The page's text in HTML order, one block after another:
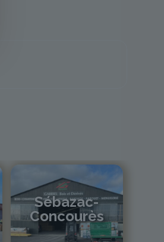
Sébazac-
Concourès